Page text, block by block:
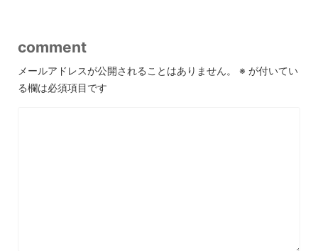
comment
メールアドレスが公開されることはありません。 ※ が付いてい
る欄は必須項目です